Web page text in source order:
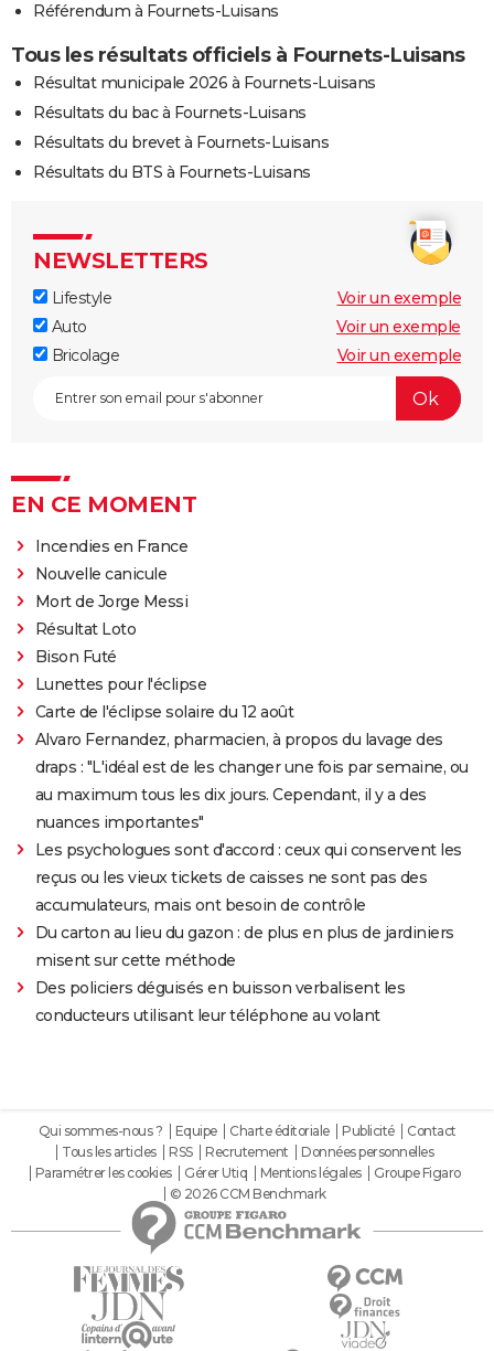
Référendum à Fournets-Luisans
Tous les résultats officiels à Fournets-Luisans
Résultat municipale 2026 à Fournets-Luisans
Résultats du bac à Fournets-Luisans
Résultats du brevet à Fournets-Luisans
Résultats du BTS à Fournets-Luisans
NEWSLETTERS
Lifestyle
Voir un exemple
Auto
Voir un exemple
Bricolage
Voir un exemple
EN CE MOMENT
Incendies en France
Nouvelle canicule
Mort de Jorge Messi
Résultat Loto
Bison Futé
Lunettes pour l'éclipse
Carte de l'éclipse solaire du 12 août
Alvaro Fernandez, pharmacien, à propos du lavage des
draps : "L'idéal est de les changer une fois par semaine, ou
au maximum tous les dix jours. Cependant, il y a des
nuances importantes"
Les psychologues sont d'accord : ceux qui conservent les
reçus ou les vieux tickets de caisses ne sont pas des
accumulateurs, mais ont besoin de contrôle
Du carton au lieu du gazon : de plus en plus de jardiniers
misent sur cette méthode
Des policiers déguisés en buisson verbalisent les
conducteurs utilisant leur téléphone au volant
Qui sommes-nous ? Equipe Charte éditoriale Publicité
Contact
Tous les articles
RSS Recrutement
Données personnelles
Paramétrer les cookies
Gérer Utiq Mentions légales
Groupe Figaro
© 2026 CCM Benchmark